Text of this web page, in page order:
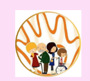
contenido